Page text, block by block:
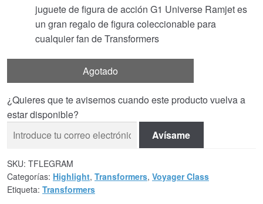
juguete de figura de acción G1 Universe Ramjet es
un gran regalo de figura coleccionable para
cualquier fan de Transformers
Agotado
¿Quieres que te avisemos cuando este producto vuelva a
estar disponible?
Avísame
SKU: TFLEGRAM
Categorías: Highlight, Transformers, Voyager Class
Etiqueta: Transformers